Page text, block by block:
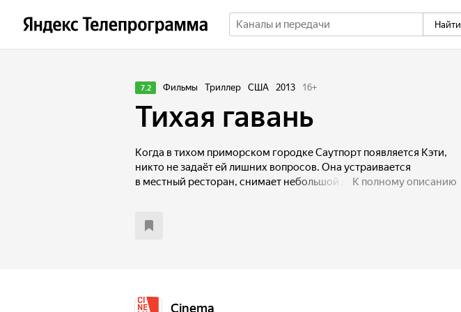
Найти
7.2 Фильмы Триллер США 2013 16+
Тихая гавань
Когда в тихом приморском городке Саутпорт появляется Кэти,
никто не задаёт ей лишних вопросов. Она устраивается
в местный ресторан, снимает небольшой домик на окраине
магазина Алекс, молодой вдовец с двумя детьми, начинает
К полному описанию
Cinema